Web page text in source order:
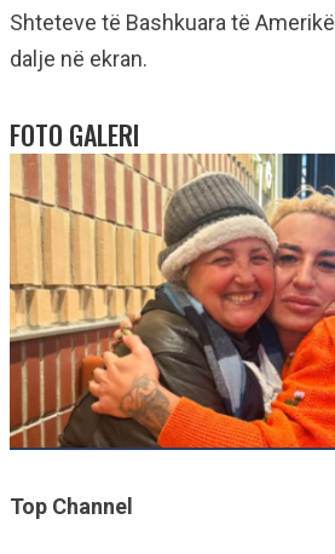
Shteteve të Bashkuara të
dalje në ekran.
FOTO GALERI
Top Channel